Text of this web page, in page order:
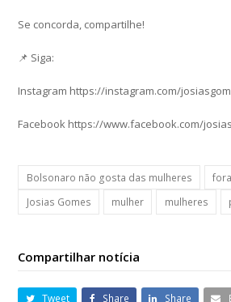
Se concorda, compartilhe!
📌 Siga:
Instagram https://instagram.com/
Facebook https://www.facebook.com/
Bolsonaro não gosta das mulheres
Josias Gomes
mulher mulheres
Compartilhar notícia
Tweet Share Share